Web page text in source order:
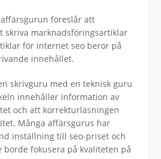
föreslår att
skriva marknadsföringsartiklar
för internet seo beror på
innehållet.
skrivguru med en teknisk guru
innehåller information av
och att korrekturläsningen
Många affärsgurus har
inställning till seo-priset och
fokusera på kvaliteten på